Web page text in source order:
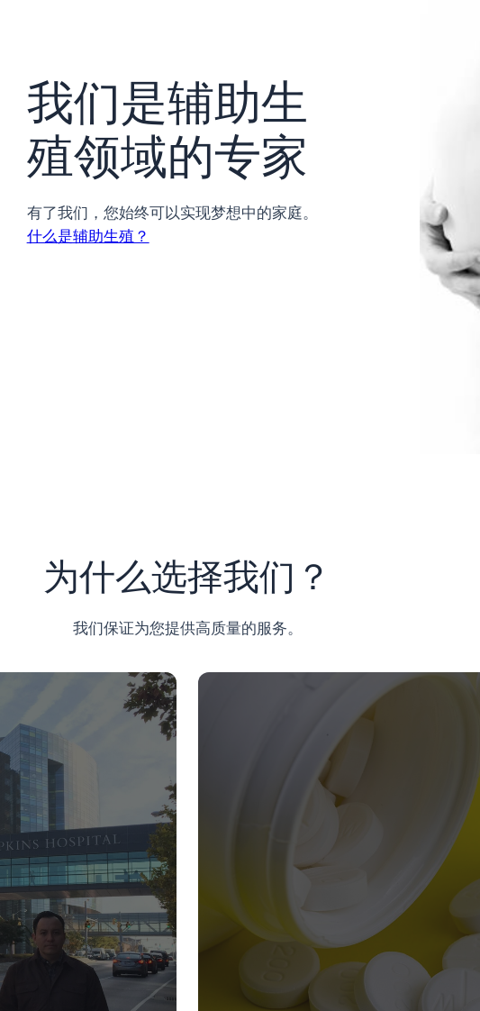
我们是辅助生
殖领域的专家
有了我们，您始终可以实现梦想中的家庭。
什么是辅助生殖？
为什么选择我们？
我们保证为您提供高质量的服务。